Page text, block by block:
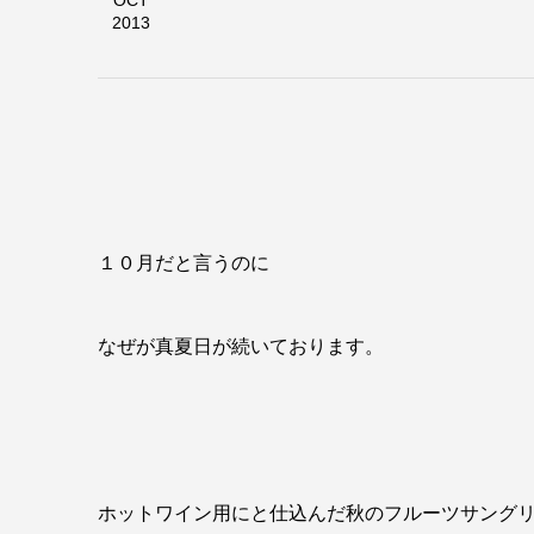
2013
１０月だと言うのに
なぜが真夏日が続いております。
ホットワイン用にと仕込んだ秋のフルーツサングリ